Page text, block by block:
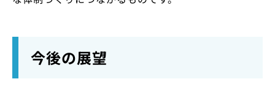
今後の展望